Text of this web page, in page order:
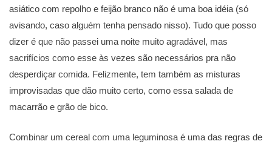
asiático com repolho e feijão branco não é uma boa idéia (só
avisando, caso alguém tenha pensado nisso). Tudo que posso
dizer é que não passei uma noite muito agradável, mas
sacrifícios como esse às vezes são necessários pra não
desperdiçar comida. Felizmente, tem também as misturas
improvisadas que dão muito certo, como essa salada de
macarrão e grão de bico.
Combinar um cereal com uma leguminosa é uma das regras de